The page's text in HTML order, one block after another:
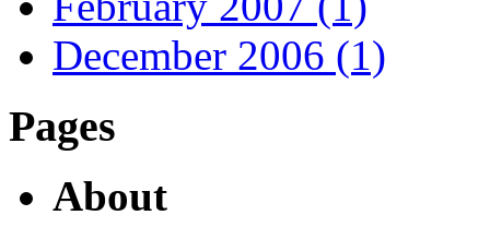
December 2006 (1)
Pages
About